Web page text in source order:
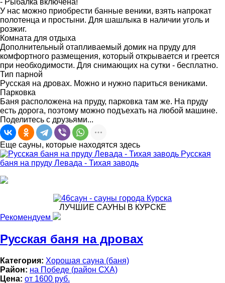
У нас можно приобрести банные веники, взять напрокат
полотенца и простыни. Для шашлыка в наличии уголь и
розжиг.
Комната для отдыха
Дополнительный отапливаемый домик на пруду для
комфортного размещения, который открывается и греется
при необходимости. Для снимающих на сутки - бесплатно.
Тип парной
Русская на дровах. Можно и нужно париться вениками.
Парковка
Баня расположена на пруду, парковка там же. На пруду
есть дорога, поэтому можно подъехать на любой машине.
Поделитесь с друзьями...
Еще сауны, которые находятся здесь
Русская
баня на пруду Левада - Тихая заводь
ЛУЧШИЕ САУНЫ В КУРСКЕ
Рекомендуем
Русская баня на дровах
Категория: Хорошая сауна (баня)
Район: на Победе (район СХА)
Цена: от 1600 руб.